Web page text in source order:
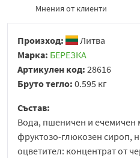
Мнения от клиенти
Произход:
Литва
Марка: БЕРЕЗКА
Артикулен код: 28616
Бруто тегло: 0.595 кг
Състав:
Вода, пшеничен и ечемичен
фруктозо-глюкозен сироп,
оцветител: концентрат от